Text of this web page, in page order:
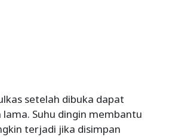
setelah dibuka dapat
Suhu dingin membantu
terjadi jika disimpan